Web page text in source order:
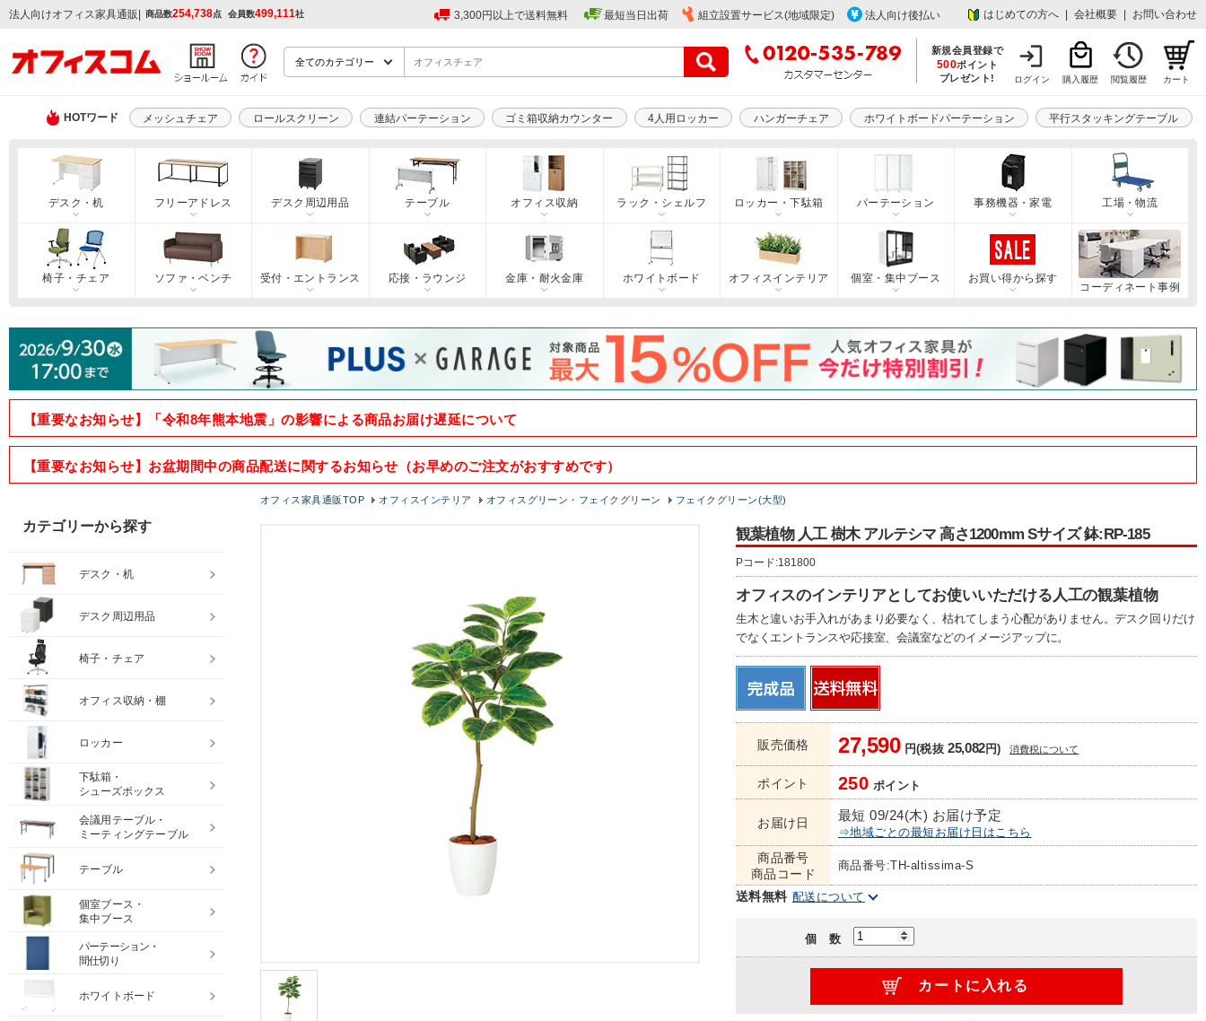
法人向けオフィス家具通販 | 商品数254,738点 会員数499,111社 3,300円以上で送料無料 最短当日出荷 組立設置サービス(地域限定) 法人向け後払い はじめての方へ 会社概要 お問い合わせ
新規会員登録で
500ポイント
プレゼント!
ログイン 購入履歴 閲覧履歴 カート
HOTワード メッシュチェア ロールスクリーン 連結パーテーション ゴミ箱収納カウンター 4人用ロッカー ハンガーチェア ホワイトボードパーテーション 平行スタッキングテーブル
デスク・机 フリーアドレス デスク周辺用品 テーブル オフィス収納 ラック・シェルフ ロッカー・下駄箱 パーテーション 事務機器・家電 工場・物流
椅子・チェア ソファ・ベンチ 受付・エントランス 応接・ラウンジ 金庫・耐火金庫 ホワイトボード オフィスインテリア 個室・集中ブース
お買い得から探す
コーディネート事例
【重要なお知らせ】「令和8年熊本地震」の影響による商品お届け遅延について
【重要なお知らせ】お盆期間中の商品配送に関するお知らせ（お早めのご注文がおすすめです）
オフィス家具通販TOP オフィスインテリア オフィスグリーン・フェイクグリーン フェイクグリーン(大型)
観葉植物 人工 樹木 アルテシマ 高さ1200mm Sサイズ 鉢:RP-185
Pコード:181800
オフィスのインテリアとしてお使いいただける人工の観葉植物
生木と違いお手入れがあまり必要なく、枯れてしまう心配がありません。デスク回りだけ
でなくエントランスや応接室、会議室などのイメージアップに。
販売価格 27,590円(税抜25,082円) 消費税について
ポイント 250 ポイント
お届け日 最短 09/24(木) お届け予定
⇒地域ごとの最短お届け日はこちら
商品番号
商品コード
商品番号:TH-altissima-S
送料無料 配送について
個 数
カテゴリーから探す
デスク・机
デスク周辺用品
椅子・チェア
オフィス収納・棚
ロッカー
下駄箱・
シューズボックス
会議用テーブル・
ミーティングテーブル
テーブル
個室ブース・
集中ブース
パーテーション・
間仕切り
ホワイトボード